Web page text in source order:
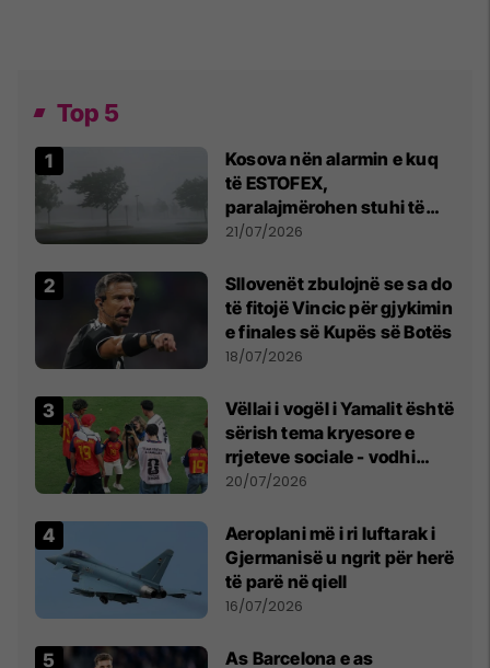
Top 5
Kosova nën alarmin e kuq
të ESTOFEX,
paralajmërohen stuhi të
fuqishme me breshër dhe
21/07/2026
Sllovenët zbulojnë se sa do
të fitojë Vincic për gjykimin
e finales së Kupës së Botës
18/07/2026
Vëllai i vogël i Yamalit është
sërish tema kryesore e
rrjeteve sociale - vodhi
vëmendjen pas finales së
20/07/2026
Aeroplani më i ri luftarak i
Gjermanisë u ngrit për herë
të parë në qiell
16/07/2026
As Barcelona e as